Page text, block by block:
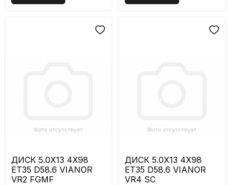
ДИСК 5.0X13 4X98
ET35 D58.6 VIANOR
VR2 FGMF
ДИСК 5.0X13 4X98
ET35 D58.6 VIANOR
VR4 SC